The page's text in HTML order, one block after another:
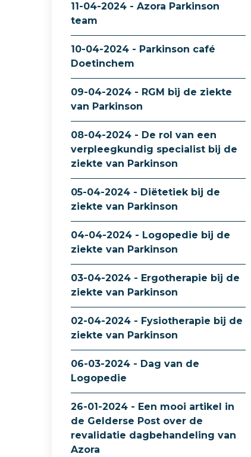
11-04-2024 - Azora Parkinson
team
10-04-2024 - Parkinson café
Doetinchem
09-04-2024 - RGM bij de ziekte
van Parkinson
08-04-2024 - De rol van een
verpleegkundig specialist bij de
ziekte van Parkinson
05-04-2024 - Diëtetiek bij de
ziekte van Parkinson
04-04-2024 - Logopedie bij de
ziekte van Parkinson
03-04-2024 - Ergotherapie bij de
ziekte van Parkinson
02-04-2024 - Fysiotherapie bij de
ziekte van Parkinson
06-03-2024 - Dag van de
Logopedie
26-01-2024 - Een mooi artikel in
de Gelderse Post over de
revalidatie dagbehandeling van
Azora